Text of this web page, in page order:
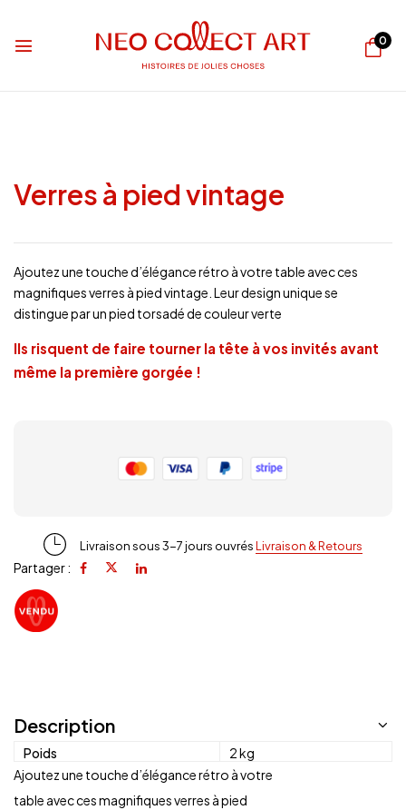
0
Verres à pied vintage
Ajoutez une touche d’élégance rétro à votre table avec ces
magnifiques verres à pied vintage. Leur design unique se
distingue par un pied torsadé de couleur verte
Ils risquent de faire tourner la tête à vos invités avant
même la première gorgée !
Livraison sous 3-7 jours ouvrésLivraison & Retours
Partager :
Description
Poids
2 kg
Ajoutez une touche d’élégance rétro à votre
table avec ces magnifiques verres à pied